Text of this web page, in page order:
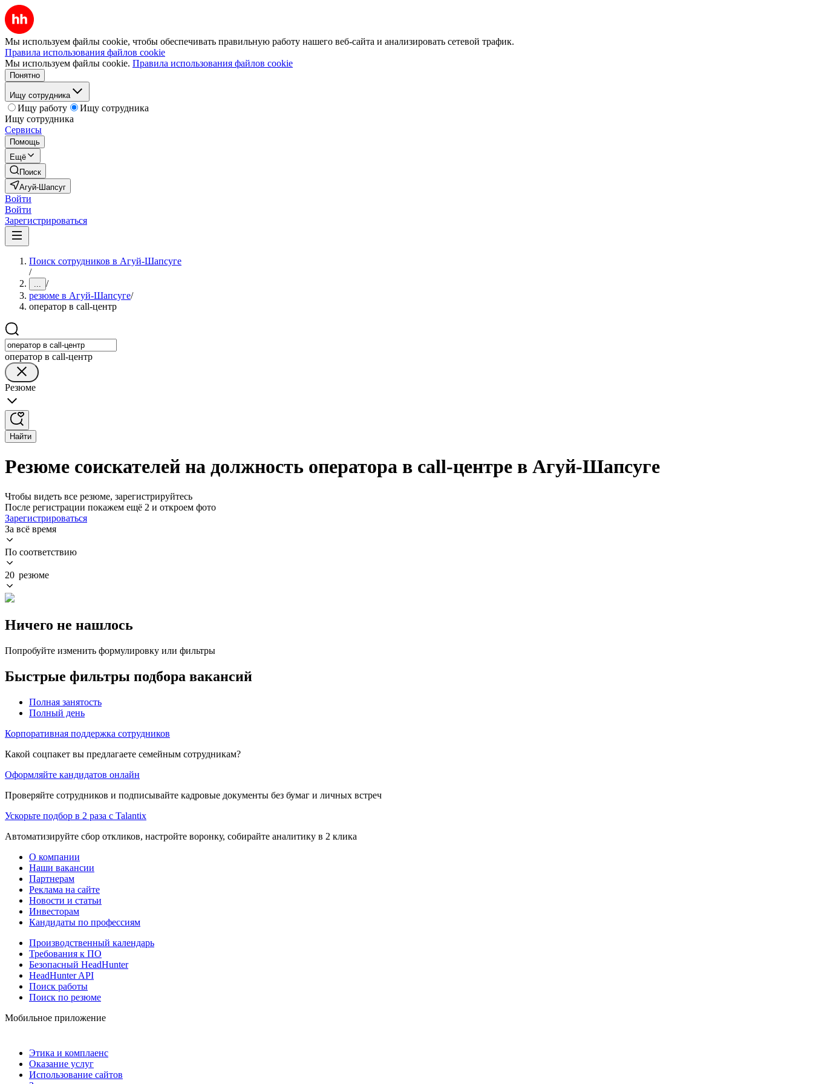
Мы используем файлы cookie, чтобы обеспечивать правильную работу нашего веб-сайта и анализировать сетевой трафик.
Правила использования файлов cookie
Мы используем файлы cookie. Правила использования файлов cookie
Понятно
Ищу сотрудника
Ищу работу
Ищу сотрудника
Ищу сотрудника
Сервисы
Помощь
Ещё
Поиск
Агуй-Шапсуг
Войти
Войти
Зарегистрироваться
Поиск сотрудников в Агуй-Шапсуге
/
... /
резюме в Агуй-Шапсуге/
оператор в call-центр
оператор в call-центр
Резюме
Найти
Резюме соискателей на должность оператора в call-центре в Агуй-Шапсуге
Чтобы видеть все резюме, зарегистрируйтесь
После регистрации покажем ещё 2 и откроем фото
Зарегистрироваться
За всё время
По соответствию
20 резюме
Ничего не нашлось
Попробуйте изменить формулировку или фильтры
Быстрые фильтры подбора вакансий
Полная занятость
Полный день
Корпоративная поддержка сотрудников
Какой соцпакет вы предлагаете семейным сотрудникам?
Оформляйте кандидатов онлайн
Проверяйте сотрудников и подписывайте кадровые документы без бумаг и личных встреч
Ускорьте подбор в 2 раза с Talantix
Автоматизируйте сбор откликов, настройте воронку, собирайте аналитику в 2 клика
О компании
Наши вакансии
Партнерам
Реклама на сайте
Новости и статьи
Инвесторам
Кандидаты по профессиям
Производственный календарь
Требования к ПО
Безопасный HeadHunter
HeadHunter API
Поиск работы
Поиск по резюме
Мобильное приложение
Этика и комплаенс
Оказание услуг
Использование сайтов